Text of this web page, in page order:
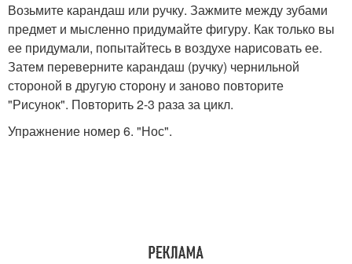
Возьмите карандаш или ручку. Зажмите между зубами
предмет и мысленно придумайте фигуру. Как только вы
ее придумали, попытайтесь в воздухе нарисовать ее.
Затем переверните карандаш (ручку) чернильной
стороной в другую сторону и заново повторите
"Рисунок". Повторить 2-3 раза за цикл.
Упражнение номер 6. "Нос".